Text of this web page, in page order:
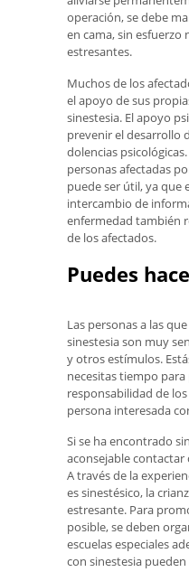
operación, se debe
en cama, sin esfuerzo
estresantes.
Muchos de los
el apoyo de sus
sinestesia. El apoyo
prevenir el desarrollo
dolencias
personas afectadas
puede ser útil, ya que
intercambio de
enfermedad también
de los afectados.
Puedes
Las personas a las
sinestesia son muy
y otros estímulos.
necesitas tiempo para
responsabilidad de
persona interesada
Si se ha encontrado
aconsejable
A través de la
es sinestésico, la
estresante. Para
posible, se deben
escuelas especiales
con sinestesia